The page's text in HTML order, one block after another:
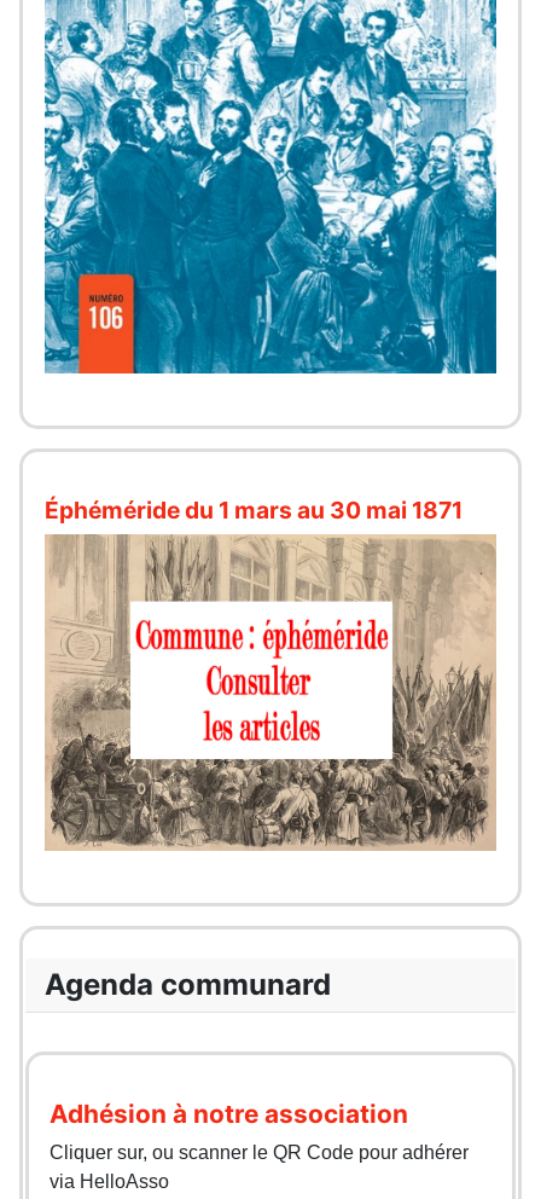
Éphéméride du 1 mars au 30 mai 1871
Agenda communard
Adhésion à notre association
Cliquer sur, ou scanner le QR Code pour adhérer
via HelloAsso